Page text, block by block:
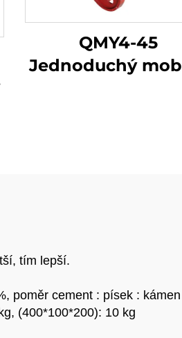
QMY4-45
Jednoduchý
tím lepší.
poměr cement : písek :
(400*100*200): 10 kg